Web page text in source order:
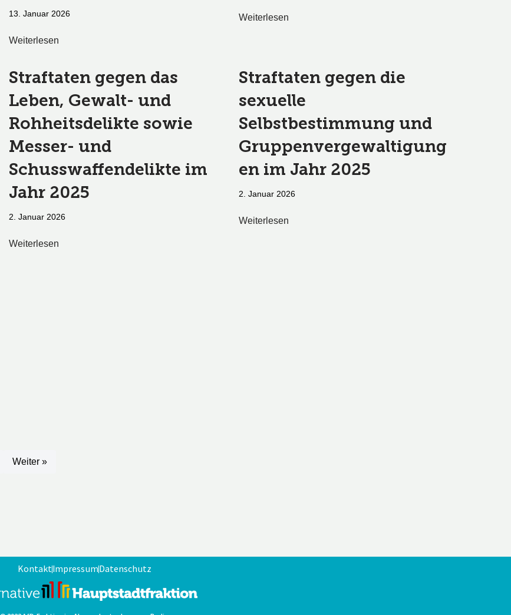
13. Januar 2026
Weiterlesen
Weiterlesen
Straftaten gegen das
Leben, Gewalt- und
Rohheitsdelikte sowie
Messer- und
Schusswaffendelikte im
Jahr 2025
2. Januar 2026
Weiterlesen
Straftaten gegen die
sexuelle
Selbstbestimmung und
Gruppenvergewaltigung
en im Jahr 2025
2. Januar 2026
Weiterlesen
Weiter »
KontaktImpressumDatenschutz